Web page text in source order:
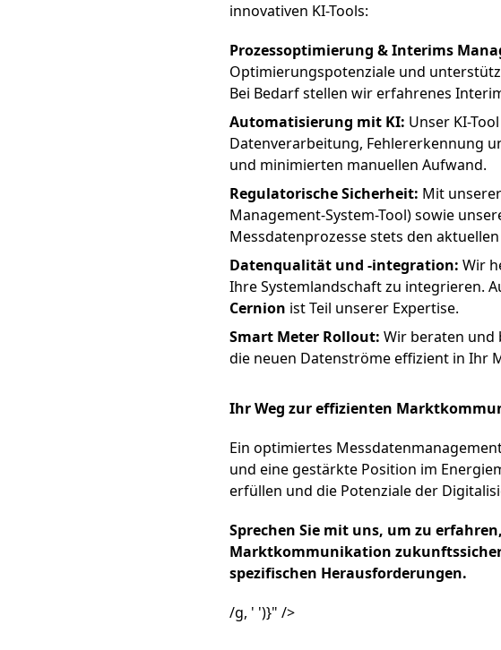
innovativen KI-Tools:
Prozessoptimierung & Interims
Optimierungspotenziale und
Bei Bedarf stellen wir erfahrenes
Automatisierung mit KI: Unser KI-Tool
Datenverarbeitung, Fehlererkennung
und minimierten manuellen Aufwand.
Regulatorische Sicherheit: Mit
Management-System-Tool) sowie
Messdatenprozesse stets den
Datenqualität und -integration: Wir
Ihre Systemlandschaft zu integrieren.
Cernion ist Teil unserer Expertise.
Smart Meter Rollout: Wir beraten und
die neuen Datenströme effizient in Ihr
Ihr Weg zur effizienten
Ein optimiertes
und eine gestärkte Position im
erfüllen und die Potenziale der
Sprechen Sie mit uns, um zu
Marktkommunikation
spezifischen Herausforderungen.
/g, ' ')}" />